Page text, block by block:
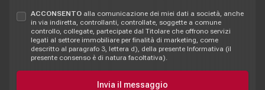
ACCONSENTO alla comunicazione dei miei dati a società, anche
in via indiretta, controllanti, controllate, soggette a comune
controllo, collegate, partecipate dal Titolare che offrono servizi
legati al settore immobiliare per finalità di marketing, come
descritto al paragrafo 3, lettera d), della presente Informativa (il
presente consenso è di natura facoltativa).
Invia il messaggio